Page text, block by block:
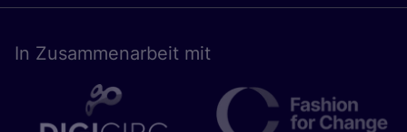
In Zusam­men­ar­beit mit